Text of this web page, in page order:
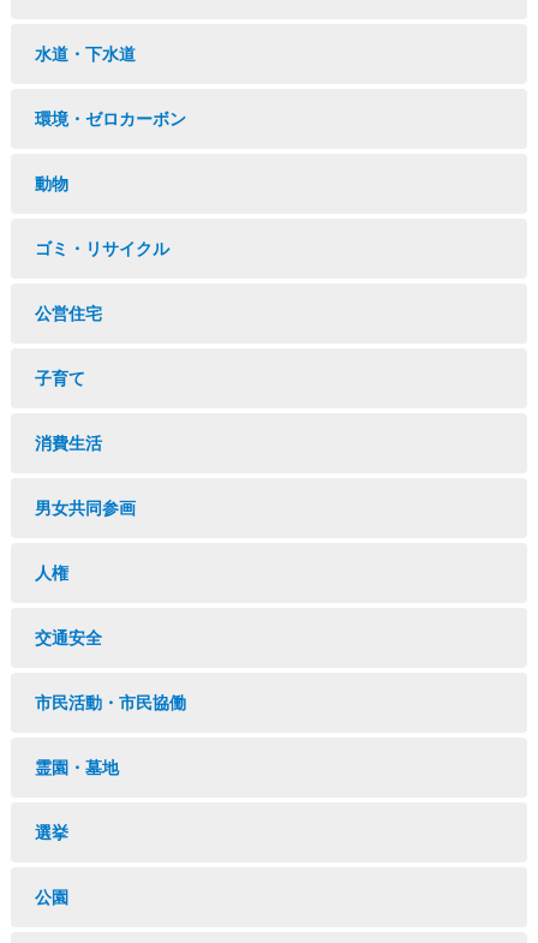
水道・下水道
環境・ゼロカーボン
動物
ゴミ・リサイクル
公営住宅
子育て
消費生活
男女共同参画
人権
交通安全
市民活動・市民協働
霊園・墓地
選挙
公園